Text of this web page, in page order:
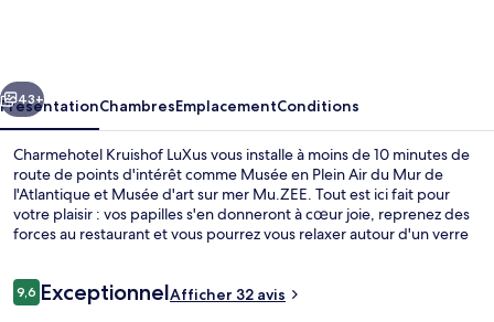
Suivant
43+
PrésentationChambresEmplacementConditions
Charmehotel Kruishof LuXus vous installe à moins de 10 minutes de
route de points d'intérêt comme Musée en Plein Air du Mur de
l'Atlantique et Musée d'art sur mer Mu.ZEE. Tout est ici fait pour
votre plaisir : vos papilles s'en donneront à cœur joie, reprenez des
forces au restaurant et vous pourrez vous relaxer autour d'un verre
Avis
voyageurs
9,69,6 sur 10
ExceptionnelAfficher 32 avis